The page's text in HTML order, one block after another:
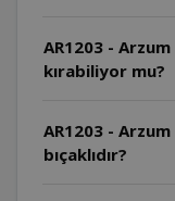
AR1203 -
kırabiliyor mu?
AR1203 - Arzum
bıçaklıdır?